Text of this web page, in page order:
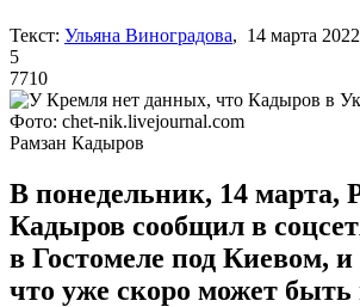
Текст: Ульяна Виноградова, 14 марта
5
7710
Фото: chet-nik.livejournal.com
Рамзан Кадыров
В понедельник, 14 марта,
Кадыров сообщил в
в Гостомеле под Киевом, и
что уже скоро может быть